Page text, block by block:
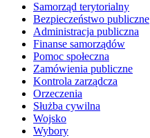
Samorząd terytorialny
Bezpieczeństwo publiczne
Administracja publiczna
Finanse samorządów
Pomoc społeczna
Zamówienia publiczne
Kontrola zarządcza
Orzeczenia
Służba cywilna
Wojsko
Wybory